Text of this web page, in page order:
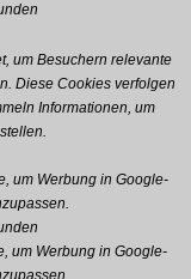
um Besuchern relevante
Diese Cookies verfolgen
Informationen, um
um Werbung in Google-
um Werbung in Google-